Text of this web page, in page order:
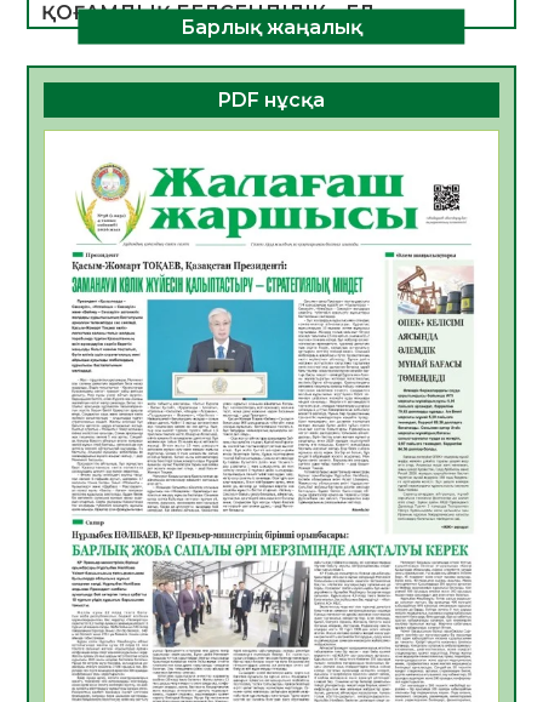
ҚОҒАМДЫҚ БЕЛСЕНДІЛІК – ЕЛ
ДАМУЫНЫҢ НЕГІЗІ
06.08.2026
28 0
ҚҰРЫЛТАЙ САЙЛАУЫ – БОЛАШАҚҚА
БАСТАР ЖАУАПТЫ ТАҢДАУ
06.08.2026
Инфекциялық ауруларға қарсы иммундау
жұмыстарының тиімділігі
06.08.2026
31
Көкжөтел ауруы туралы
06.08.2026
28
АПВ вакцинасы туралы мәлімет
06.08.2026
29
Open Air: Қызылорда облысы полиция
департаменті 20 мыңнан астам
көрерменнің қауіпсіздігін қамтамасыз етті
06.08.2026
40
ҚЫЗЫЛОРДАДА «САНАЛЫ ҰРПАҚ –
ЖАРҚЫН БОЛАШАҚ» АТТЫ КЕҢЕЙТІЛГЕН
МӘЖІЛІС ӨТТІ
05.08.2026
40
Барлық жаңалық
PDF нұсқа